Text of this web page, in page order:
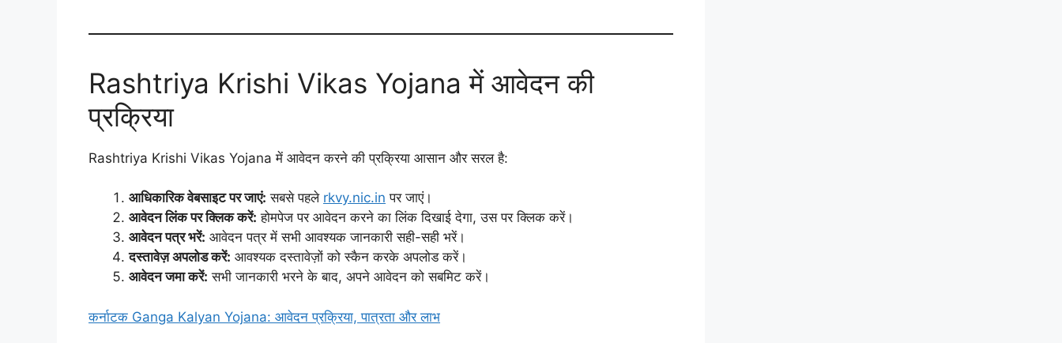
Rashtriya Krishi Vikas Yojana में आवेदन की
प्रक्रिया
Rashtriya Krishi Vikas Yojana में आवेदन करने की प्रक्रिया आसान और सरल है:
आधिकारिक वेबसाइट पर जाएं: सबसे पहले rkvy.nic.in पर जाएं।
आवेदन लिंक पर क्लिक करें: होमपेज पर आवेदन करने का लिंक दिखाई देगा, उस पर क्लिक करें।
आवेदन पत्र भरें: आवेदन पत्र में सभी आवश्यक जानकारी सही-सही भरें।
दस्तावेज़ अपलोड करें: आवश्यक दस्तावेज़ों को स्कैन करके अपलोड करें।
आवेदन जमा करें: सभी जानकारी भरने के बाद, अपने आवेदन को सबमिट करें।
कर्नाटक Ganga Kalyan Yojana: आवेदन प्रक्रिया, पात्रता और लाभ